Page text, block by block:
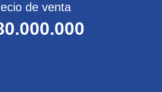
de venta